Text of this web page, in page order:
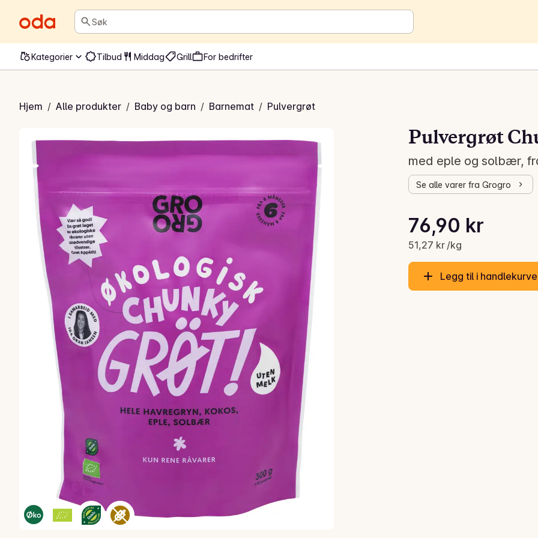
Søk
Kategorier Tilbud Middag Grill For bedrifter
Hjem / Alle produkter / Baby og barn / Barnemat / Pulvergrøt
Chunky
Pulvergrøt
med eple og solbær,
Se alle varer fra Grogro
Gjeldende pris er: 76,90 kr
76,90 kr
51,27 kr /kg
Stykkpris: 51,27 kr /kg
Legg til i